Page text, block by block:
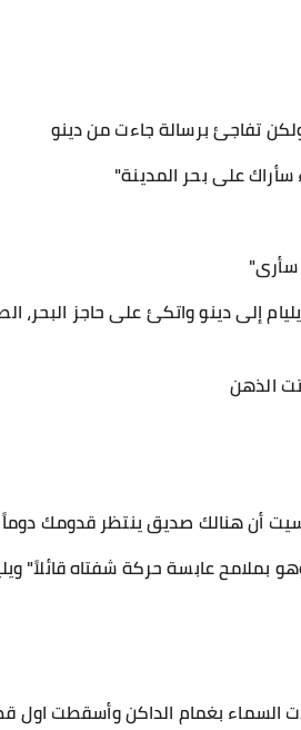
تفاجئ برسالة جاءت من دينو
على بحر المدينة"
سأرى"
إلى دينو واتكئ على حاجز
الذهن
أن هنالك صديق ينتظر قدومك
بملامح عابسة حركة شفتاه قائلاً"
بغمام الداكن وأسقطت اول